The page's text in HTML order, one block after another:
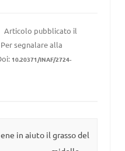
Articolo pubblicato il
segnalare alla
10.20371/INAF/2724-
in aiuto il grasso del